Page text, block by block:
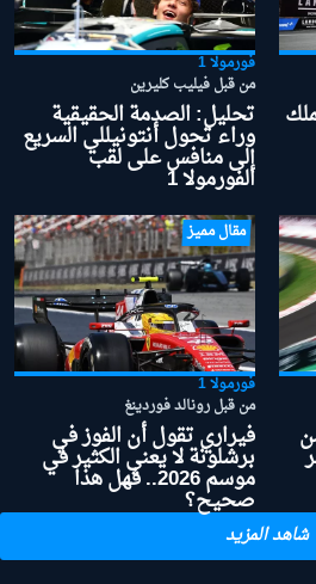
الفورمولا 1 تملك
فورمولا 1
من قبل فيليب كليرين
تحليل: الصدمة الحقيقية
وراء تحول أنتونيللي السريع
إلى منافس على لقب
الفورمولا 1
مقال مميز
فورمولا 1
من قبل رونالد فوردينغ
فيراري تقول أن الفوز في
برشلونة لا يعني الكثير في
موسم 2026.. فهل هذا
صحيح؟
شاهد المزيد